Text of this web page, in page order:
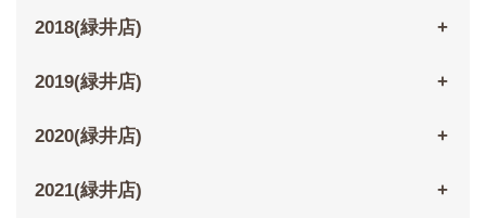
2018(緑井店)
2019(緑井店)
2020(緑井店)
2021(緑井店)